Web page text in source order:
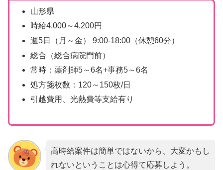
山形県
時給4,000～4,200円
週5日（月～金） 9:00-18:00（休憩60分）
総合（総合病院門前）
常時：薬剤師5～6名+事務5～6名
処方箋枚数：120～150枚/日
引越費用、光熱費等支給有り
高時給案件は簡単ではないから、大変かもし
れないということは心得て応募しよう。